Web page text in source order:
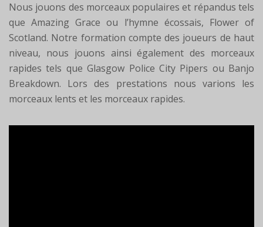
Nous jouons des morceaux populaires et répandus tels
que Amazing Grace ou l’hymne écossais, Flower of
Scotland. Notre formation compte des joueurs de haut
niveau, nous jouons ainsi également des morceaux
rapides tels que Glasgow Police City Pipers ou Banjo
Breakdown. Lors des prestations nous varions les
morceaux lents et les morceaux rapides.